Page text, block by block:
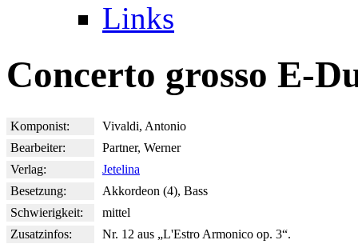
Links
Concerto grosso E-
Komponist:
Vivaldi, Antonio
Bearbeiter:
Partner, Werner
Verlag:
Jetelina
Besetzung:
Akkordeon (4), Bass
Schwierigkeit:
mittel
Zusatzinfos:
Nr. 12 aus „L'Estro Armonico op. 3“.